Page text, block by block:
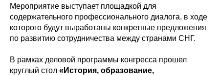
Мероприятие выступает площадкой для
содержательного профессионального диалога, в ходе
которого будут выработаны конкретные предложения
по развитию сотрудничества между странами СНГ.
В рамках деловой программы конгресса прошел
круглый стол «История, образование,